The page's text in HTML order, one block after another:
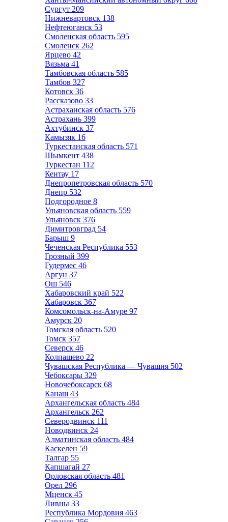
Сургут 209
Нижневартовск 138
Нефтеюганск 53
Смоленская область 595
Смоленск 262
Ярцево 42
Вязьма 41
Тамбовская область 585
Тамбов 327
Котовск 36
Рассказово 33
Астраханская область 576
Астрахань 399
Ахтубинск 37
Камызяк 16
Туркестанская область 571
Шымкент 438
Туркестан 112
Кентау 17
Днепропетровская область 570
Днепр 532
Подгородное 8
Ульяновская область 559
Ульяновск 376
Димитровград 54
Барыш 9
Чеченская Республика 553
Грозный 399
Гудермес 46
Аргун 37
Ош 546
Хабаровский край 522
Хабаровск 367
Комсомольск-на-Амуре 97
Амурск 20
Томская область 520
Томск 357
Северск 46
Колпашево 22
Чувашская Республика — Чувашия 502
Чебоксары 329
Новочебоксарск 68
Канаш 43
Архангельская область 484
Архангельск 262
Северодвинск 111
Новодвинск 24
Алматинская область 484
Каскелен 59
Талгар 55
Капшагай 27
Орловская область 481
Орел 296
Мценск 45
Ливны 33
Республика Мордовия 463